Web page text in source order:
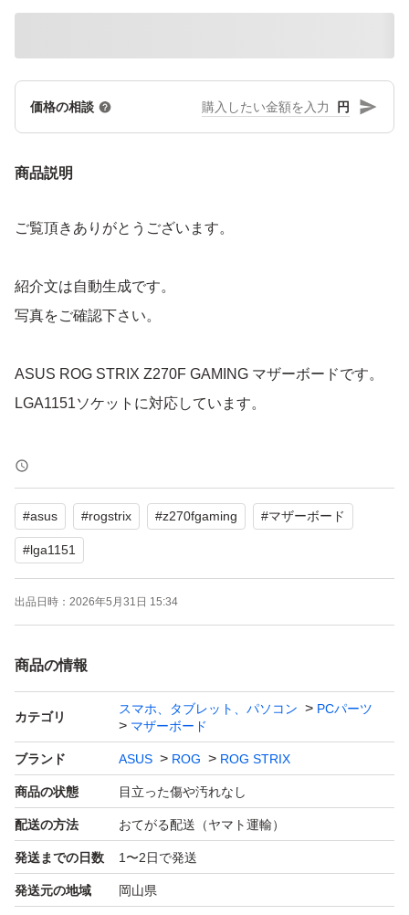
価格の相談 円
商品説明
ご覧頂きありがとうございます。
紹介文は自動生成です。
写真をご確認下さい。
ASUS ROG STRIX Z270F GAMING マザーボードです。
LGA1151ソケットに対応しています。
【ブランド】ASUS ROG STRIX
【カテゴリ】マザーボード
【商品の状態】目立った傷や汚れなし
【カラー】ブラック系
当出品のメモリー、シルバーストーンの電源、i7-7700K
出品物は写真に写っている物のみです。（CPUクーラー
のブラケットは外しております。付きません）
一緒に組んでいたSSDの状態確認した時に30数時間とな
っていましたので通電時間はほとんどありません。
商品の保証、交換、返品はお受けいたしませんのでご了承
頂ける方のみご検討お願いいたします。
よろしくお願いいたします。
#asus #rogstrix #z270fgaming #マザーボード
#lga1151
出品日時： 2026年5月31日 15:34
商品の情報
カテゴリ
スマホ、タブレット、パソコン
PCパーツ
マザーボード
ブランド ASUS ROG ROG STRIX
商品の状態 目立った傷や汚れなし
配送の方法 おてがる配送（ヤマト運輸）
発送までの日数 1〜2日で発送
発送元の地域 岡山県